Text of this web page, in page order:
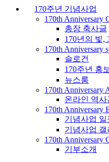
170주년 기념사업
170th Anniversary
총장 축사글
170년의 빛,
170th Anniversary
슬로건
170주년 홍
뉴스룸
170th Anniversary
온라인 역사
170th Anniversary
기념사업 일
기념사업 갤
170th Anniversary
기부소개